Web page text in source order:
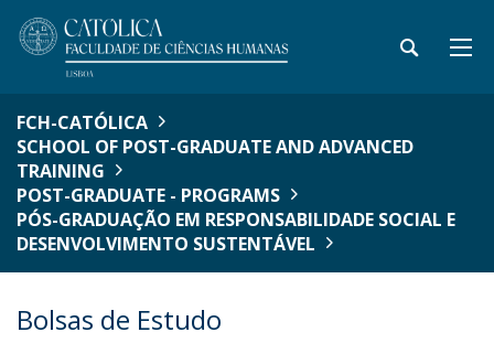
FCH-CATÓLICA
SCHOOL OF POST-GRADUATE AND ADVANCED
TRAINING
POST-GRADUATE - PROGRAMS
PÓS-GRADUAÇÃO EM RESPONSABILIDADE SOCIAL E
DESENVOLVIMENTO SUSTENTÁVEL
Bolsas de Estudo